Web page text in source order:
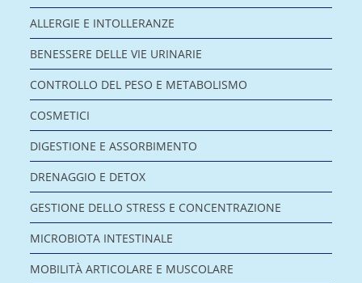
ALLERGIE E INTOLLERANZE
BENESSERE DELLE VIE URINARIE
CONTROLLO DEL PESO E METABOLISMO
COSMETICI
DIGESTIONE E ASSORBIMENTO
DRENAGGIO E DETOX
GESTIONE DELLO STRESS E CONCENTRAZIONE
MICROBIOTA INTESTINALE
MOBILITÀ ARTICOLARE E MUSCOLARE